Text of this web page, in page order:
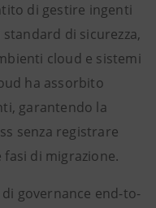
di gestire ingenti
di sicurezza,
cloud e sistemi
ha assorbito
garantendo la
senza registrare
di migrazione.
governance end-to-